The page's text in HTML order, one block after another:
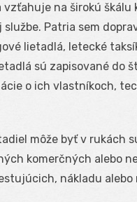
vzťahuje na širokú
službe. Patria sem
lietadlá, letecké
sú zapisované do
o ich vlastníkoch,
môže byť v rukách
komerčných alebo
nákladu alebo